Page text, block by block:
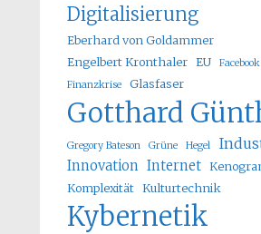
Digitalisierung
Eberhard von Goldammer
Engelbert Kronthaler EU Facebook
Finanzkrise Glasfaser
Gotthard
Gregory Bateson Grüne Hegel
Innovation Internet
Komplexität Kulturtechnik
Kybernetik